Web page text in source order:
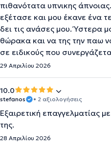
πιθανότατα υπνικης
εξέτασε και μου έκανε ένα
δει τις ανάσες μου. Ύστερα
θώρακα και να της την παω
σε ειδικούς που
29 Απριλίου 2026
10.0
stefanos • 2 αξιολογήσεις
Εξαιρετική επαγγελματίας
της.
28 Απριλίου 2026